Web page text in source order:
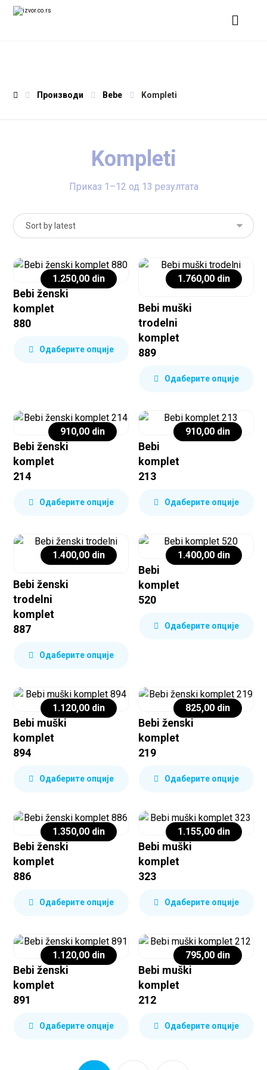
Производи Bebe Kompleti
Kompleti
Приказ 1–12 од 13 резултата
Bebi ženski
komplet
880
1.250,00 din
Одаберите опције
Bebi muški
trodelni
komplet
889
1.760,00 din
Одаберите опције
Bebi ženski
komplet
214
910,00 din
Одаберите опције
Bebi
komplet
213
910,00 din
Одаберите опције
Bebi ženski
trodelni
komplet
887
1.400,00 din
Одаберите опције
Bebi
komplet
520
1.400,00 din
Одаберите опције
Bebi muški
komplet
894
1.120,00 din
Одаберите опције
Bebi ženski
komplet
219
825,00 din
Одаберите опције
Bebi ženski
komplet
886
1.350,00 din
Одаберите опције
Bebi muški
komplet
323
1.155,00 din
Одаберите опције
Bebi ženski
komplet
891
1.120,00 din
Одаберите опције
Bebi muški
komplet
212
795,00 din
Одаберите опције